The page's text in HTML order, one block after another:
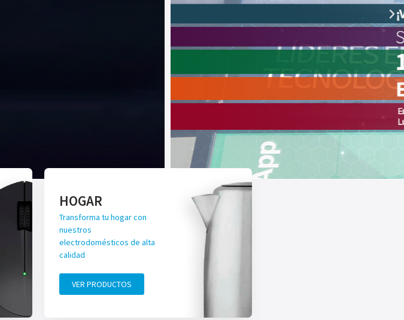
HOGAR
Transforma tu hogar con
nuestros
electrodomésticos de alta
calidad
VER PRODUCTOS